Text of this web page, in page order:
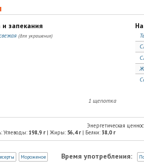
запекания
(для украшения)
1 щепотка
Энергетическая
Углеводы: 198,9 г| Жиры: 56,4г| Белки: 38,0 г
Мороженое Время употребления: